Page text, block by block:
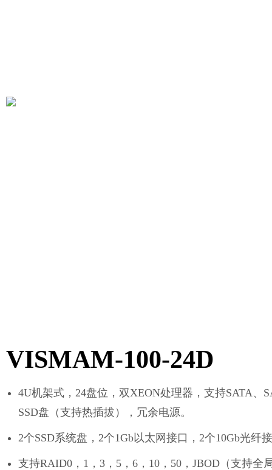
VISMAM-100-24D
4U机架式，24盘位，双XEON处理器，支持SATA、
SSD盘（支持热插拔），冗余电源。
2个SSD系统盘，2个1Gb以太网接口，2个10Gb光纤
支持RAID0，1，3，5，6，10，50，JBOD（支持全